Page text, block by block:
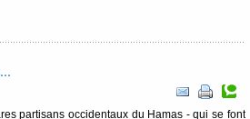
partisans occidentaux du Hamas - qui se font